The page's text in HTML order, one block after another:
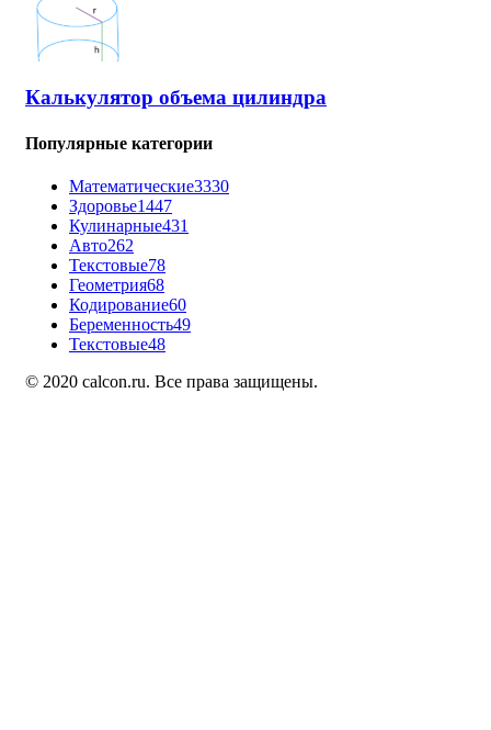
Калькулятор объема цилиндра
Популярные категории
Математические3330
Здоровье1447
Кулинарные431
Авто262
Текстовые78
Геометрия68
Кодирование60
Беременность49
Текстовые48
© 2020 calcon.ru. Все права защищены.